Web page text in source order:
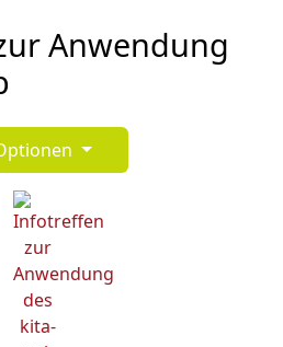
Anwendung